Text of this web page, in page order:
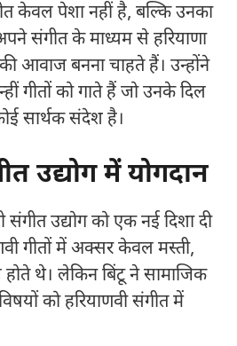
केवल पेशा नहीं है, बल्कि उनका
संगीत के माध्यम से हरियाणा
आवाज बनना चाहते हैं। उन्होंने
गीतों को गाते हैं जो उनके दिल
सार्थक संदेश है।
उद्योग में योगदान
संगीत उद्योग को एक नई दिशा दी
गीतों में अक्सर केवल मस्ती,
होते थे। लेकिन बिंटू ने सामाजिक
को हरियाणवी संगीत में